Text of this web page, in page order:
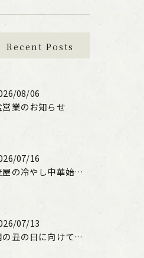
Recent Posts
08/06
営業のお知らせ
07/16
蕎麦屋の冷やし中華始まります！（文楽姫路駅南店）
07/13
土用の丑の日に向けて、うなぎの申込受付しています。